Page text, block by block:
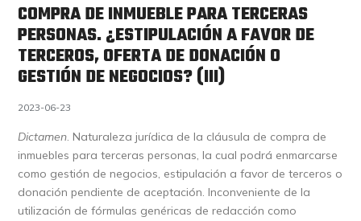
COMPRA DE INMUEBLE PARA TERCERAS
PERSONAS. ¿ESTIPULACIÓN A FAVOR DE
TERCEROS, OFERTA DE DONACIÓN O
GESTIÓN DE NEGOCIOS? (III)
2023-06-23
Dictamen. Naturaleza jurídica de la cláusula de compra de
inmuebles para terceras personas, la cual podrá enmarcarse
como gestión de negocios, estipulación a favor de terceros o
donación pendiente de aceptación. Inconveniente de la
utilización de fórmulas genéricas de redacción como